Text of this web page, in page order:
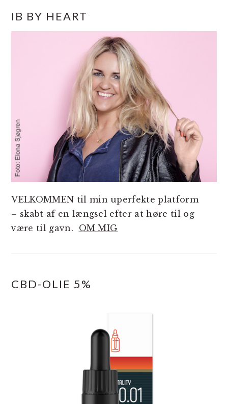
SIDEBAR
IB BY HEART
VELKOMMEN til min uperfekte platform
– skabt af en længsel efter at høre til og
være til gavn. OM MIG
CBD-OLIE 5%